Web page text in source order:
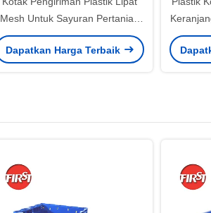
Mesh Untuk Sayuran Pertanian
600x400x220mm 40L
Dapatkan Harga Terbaik